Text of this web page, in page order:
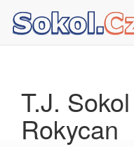
T.J.
Rokycan